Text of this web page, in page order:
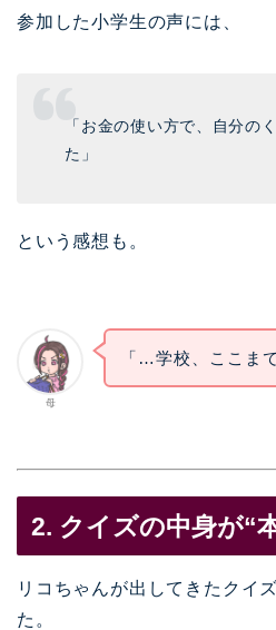
参加した小学生の声には、
「お金の使い方で、自分の
た」
という感想も。
母
「…学校、ここま
2. クイズの中身が“
リコちゃんが出してきたクイ
た。